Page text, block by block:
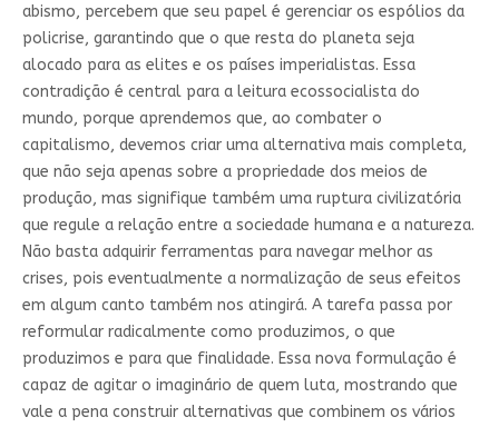
abismo, percebem que seu papel é gerenciar os espólios da
policrise, garantindo que o que resta do planeta seja
alocado para as elites e os países imperialistas. Essa
contradição é central para a leitura ecossocialista do
mundo, porque aprendemos que, ao combater o
capitalismo, devemos criar uma alternativa mais completa,
que não seja apenas sobre a propriedade dos meios de
produção, mas signifique também uma ruptura civilizatória
que regule a relação entre a sociedade humana e a natureza.
Não basta adquirir ferramentas para navegar melhor as
crises, pois eventualmente a normalização de seus efeitos
em algum canto também nos atingirá. A tarefa passa por
reformular radicalmente como produzimos, o que
produzimos e para que finalidade. Essa nova formulação é
capaz de agitar o imaginário de quem luta, mostrando que
vale a pena construir alternativas que combinem os vários